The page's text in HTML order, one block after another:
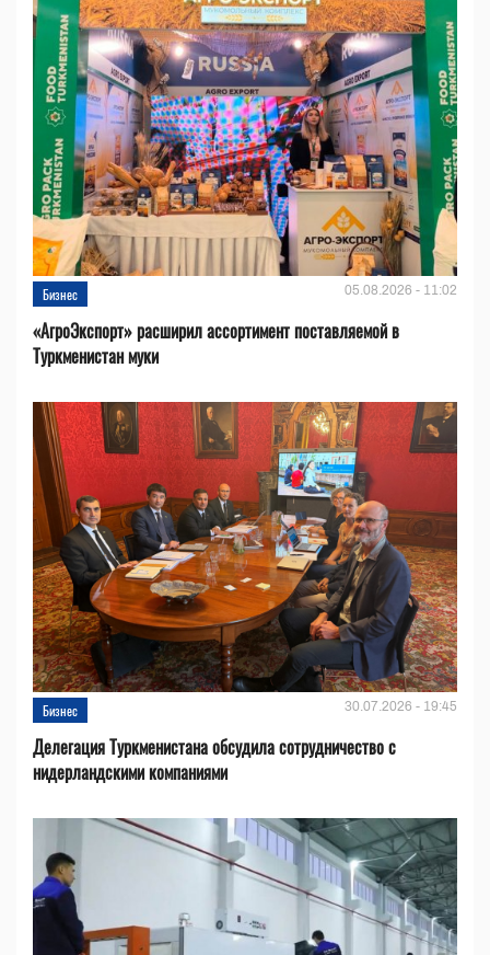
Бизнес 05.08.2026 - 11:02
«АгроЭкспорт» расширил ассортимент поставляемой в
Туркменистан муки
Бизнес 30.07.2026 - 19:45
Делегация Туркменистана обсудила сотрудничество с
нидерландскими компаниями